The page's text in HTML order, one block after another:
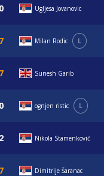
Ugljesa Jovanovic
Milan Rodic L
Sunesh Garib
ognjen ristic L
Nikola Stamenković
Dimitrije Šaranac